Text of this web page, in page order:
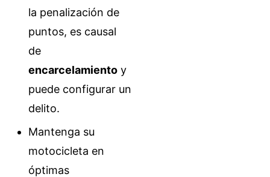
la penalización de
puntos, es causal
de
encarcelamiento y
puede configurar un
delito.
Mantenga su
motocicleta en
óptimas